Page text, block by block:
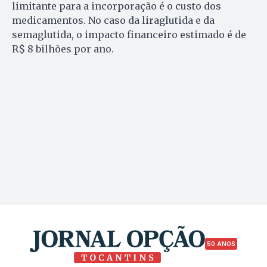
limitante para a incorporação é o custo dos
medicamentos. No caso da liraglutida e da
semaglutida, o impacto financeiro estimado é de
R$ 8 bilhões por ano.
50 ANOS